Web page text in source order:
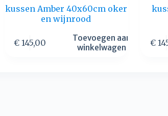
kussen Amber 40x60cm oker
en wijnrood
€ 145,00
Toevoegen aan
winkelwagen
€